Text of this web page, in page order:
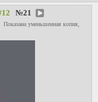
№21
Показана уменьшенная копия,